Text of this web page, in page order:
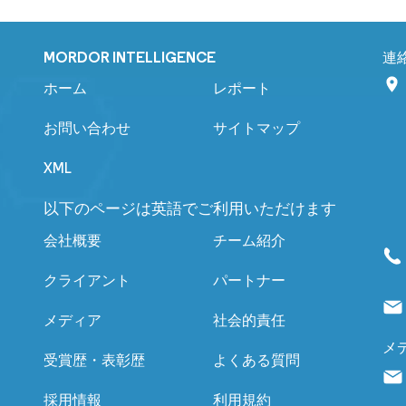
MORDOR INTELLIGENCE
ホーム レポート
お問い合わせ サイトマップ
XML
以下のページは英語でご利用いただけます
会社概要 チーム紹介
クライアント パートナー
メディア 社会的責任
受賞歴・表彰歴 よくある質問
採用情報 利用規約
連
メ